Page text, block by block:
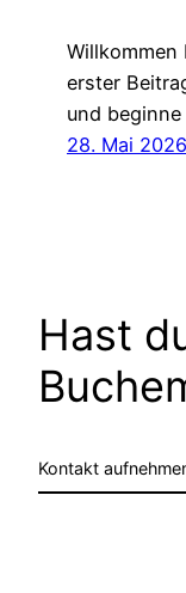
Willkommen
erster
und
28. Mai 2026
Hast
Kontakt